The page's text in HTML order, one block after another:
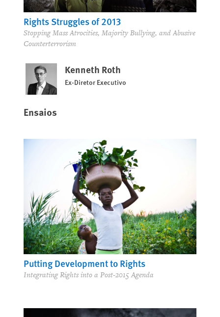
Rights Struggles of 2013
Stopping Mass Atrocities, Majority Bullying, and Abusive
Counterterrorism
Kenneth Roth
Ex-Diretor Executivo
Ensaios
Putting Development to Rights
Integrating Rights into a Post-2015 Agenda